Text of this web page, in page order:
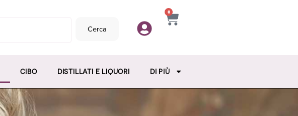
Cerca
0
CIBO DISTILLATI E LIQUORI DI PIÙ